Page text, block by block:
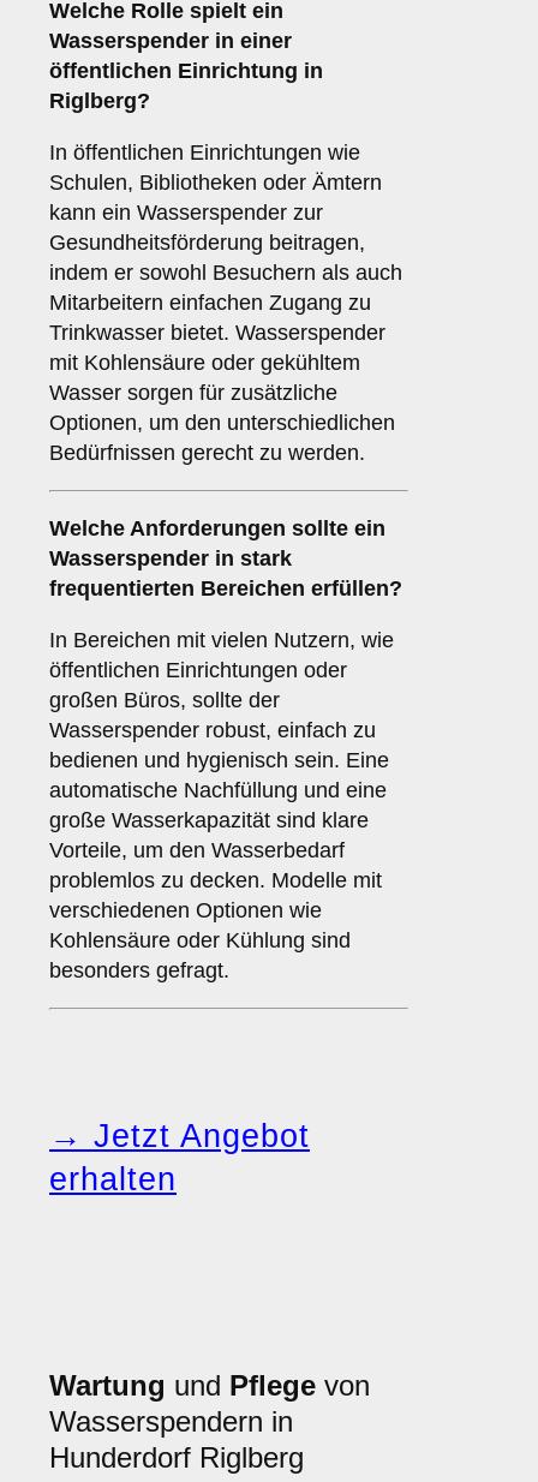
Welche Rolle spielt ein
Wasserspender in einer
öffentlichen Einrichtung in
Riglberg?
In öffentlichen Einrichtungen wie
Schulen, Bibliotheken oder Ämtern
kann ein Wasserspender zur
Gesundheitsförderung beitragen,
indem er sowohl Besuchern als auch
Mitarbeitern einfachen Zugang zu
Trinkwasser bietet. Wasserspender
mit Kohlensäure oder gekühltem
Wasser sorgen für zusätzliche
Optionen, um den unterschiedlichen
Bedürfnissen gerecht zu werden.
Welche Anforderungen sollte ein
Wasserspender in stark
frequentierten Bereichen erfüllen?
In Bereichen mit vielen Nutzern, wie
öffentlichen Einrichtungen oder
großen Büros, sollte der
Wasserspender robust, einfach zu
bedienen und hygienisch sein. Eine
automatische Nachfüllung und eine
große Wasserkapazität sind klare
Vorteile, um den Wasserbedarf
problemlos zu decken. Modelle mit
verschiedenen Optionen wie
Kohlensäure oder Kühlung sind
besonders gefragt.
→ Jetzt Angebot
erhalten
Wartung und Pflege von
Wasserspendern in
Hunderdorf Riglberg